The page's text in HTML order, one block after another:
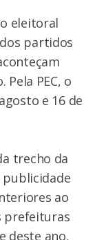
eleitoral
partidos
PEC, o
e 16 de
trecho da
ao
prefeituras
deste ano,